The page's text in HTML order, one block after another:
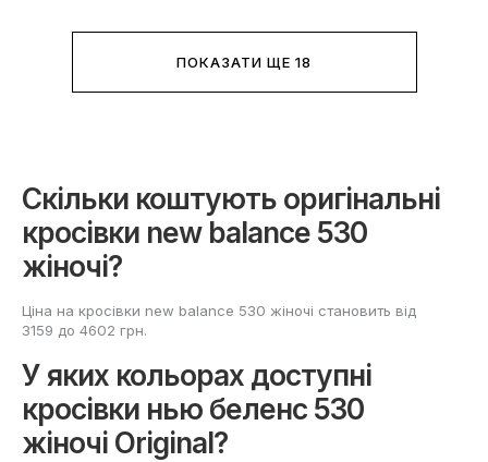
ПОКАЗАТИ ЩЕ 18
Скільки коштують оригінальні
кросівки new balance 530
жіночі?
Ціна на кросівки new balance 530 жіночі становить від
3159 до 4602 грн.
У яких кольорах доступні
кросівки нью беленс 530
жіночі Original?